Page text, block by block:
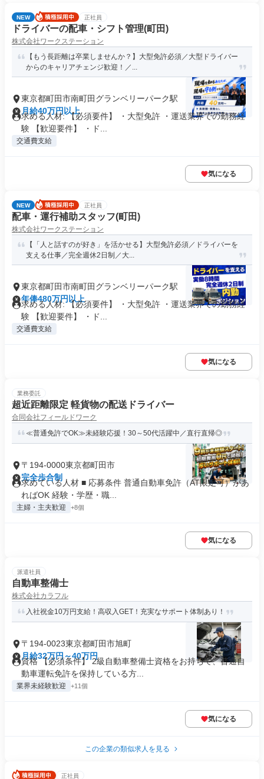
NEW 正社員
ドライバーの配車・シフト管理(町田)
株式会社ワークステーション
【もう長距離は卒業しませんか？】大型免許必須／大型ドライバー
からのキャリアチェンジ歓迎！／...
東京都町田市南町田グランベリーパーク駅
月給40万円以上
求める人材: 【必須要件】 ・大型免許 ・運送業界での勤務経
験 【歓迎要件】 ・ド...
交通費支給
気になる
NEW 正社員
配車・運行補助スタッフ(町田)
株式会社ワークステーション
【「人と話すのが好き」を活かせる】大型免許必須／ドライバーを
支える仕事／完全週休2日制／大...
東京都町田市南町田グランベリーパーク駅
年俸480万円以上
求める人材: 【必須要件】 ・大型免許 ・運送業界での勤務経
験 【歓迎要件】 ・ド...
交通費支給
気になる
業務委託
超近距離限定 軽貨物の配送ドライバー
合同会社フィールドワーク
≪普通免許でOK≫未経験応援！30～50代活躍中／直行直帰◎
〒194-0000東京都町田市
完全歩合制
求めている人材 ■ 応募条件 普通自動車免許（AT限定可）があ
ればOK 経験・学歴・職...
主婦・主夫歓迎 +8個
気になる
派遣社員
自動車整備士
株式会社カラフル
入社祝金10万円支給！高収入GET！充実なサポート体制あり！
〒194-0023東京都町田市旭町
月給32万円～40万円
資格 【必須条件】 2級自動車整備士資格をお持ちで、普通自
動車運転免許を保持している方...
業界未経験歓迎 +11個
気になる
この企業の類似求人を見る
正社員